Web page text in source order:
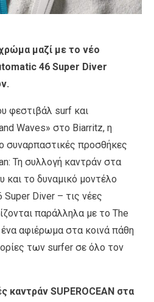
μαζί με το νέο
46 Super Diver
φεστιβάλ surf και
Waves» στο Biarritz, η
συναρπαστικές προσθήκες
Τη συλλογή καντράν στα
και το δυναμικό μοντέλο
Diver – τις νέες
παράλληλα με το The
αφιέρωμα στα κοινά πάθη
των surfer σε όλο τον
καντράν SUPEROCEAN στα